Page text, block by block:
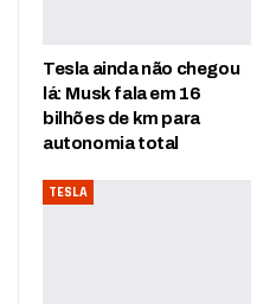
Tesla ainda não chegou
lá: Musk fala em 16
bilhões de km para
autonomia total
TESLA